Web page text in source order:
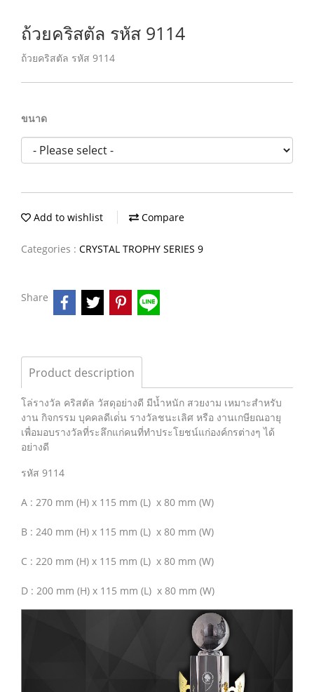
ถ้วยคริสตัล รหัส 9114
ถ้วยคริสตัล รหัส 9114
ขนาด
Add to wishlist Compare
Categories : CRYSTAL TROPHY SERIES 9
Share
Product description
โล่รางวัล คริสตัล วัสดุอย่างดี มีน้ำหนัก สวยงาม เหมาะสำหรับ
งาน กิจกรรม บุคคลดีเด่่น รางวัลชนะเลิศ หรือ งานเกษียณอายุ
เพื่อมอบรางวัลที่ระลึกแก่คนที่ทำประโยชน์แก่องค์กรต่างๆ ได้
อย่างดี
รหัส 9114
A : 270 mm (H) x 115 mm (L) x 80 mm (W)
B : 240 mm (H) x 115 mm (L) x 80 mm (W)
C : 220 mm (H) x 115 mm (L) x 80 mm (W)
D : 200 mm (H) x 115 mm (L) x 80 mm (W)